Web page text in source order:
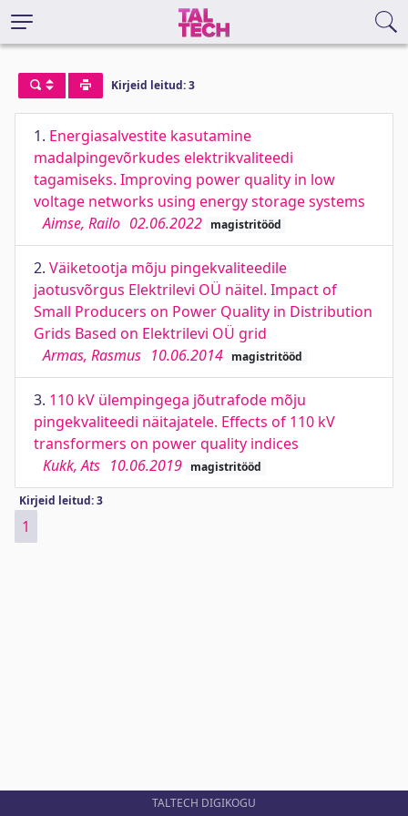
Kirjeid leitud: 3
1. Energiasalvestite kasutamine
madalpingevõrkudes elektrikvaliteedi
tagamiseks. Improving power quality in low
voltage networks using energy storage systems
Aimse, Railo 02.06.2022 magistritööd
2. Väiketootja mõju pingekvaliteedile
jaotusvõrgus Elektrilevi OÜ näitel. Impact of
Small Producers on Power Quality in Distribution
Grids Based on Elektrilevi OÜ grid
Armas, Rasmus 10.06.2014 magistritööd
3. 110 kV ülempingega jõutrafode mõju
pingekvaliteedi näitajatele. Effects of 110 kV
transformers on power quality indices
Kukk, Ats 10.06.2019 magistritööd
Kirjeid leitud: 3
1
TALTECH DIGIKOGU